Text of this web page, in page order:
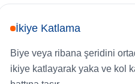
İkiye Katlama
Biye veya ribana şeridini
ikiye katlayarak yaka ve kol